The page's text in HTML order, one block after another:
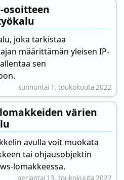
osoitteen
joka tarkistaa
määrittämän yleisen IP-
sen
sunnuntai 1. toukokuuta 2022
värien
avulla voit muokata
tai ohjausobjektin
lomakkeessa.
perjantai 13. toukokuuta 2022